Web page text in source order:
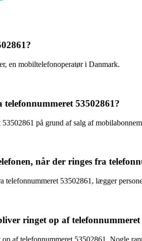
en mobiltelefonoperatør i Danmark.
53502861?
på grund af salg af
når der ringes fra
telefonnummeret 53502861, lægger
ringet op af telefonnummeret
af telefonnummeret 53502861. Nogle